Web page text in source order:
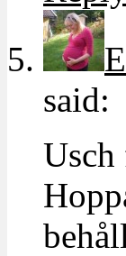
said:
Usch